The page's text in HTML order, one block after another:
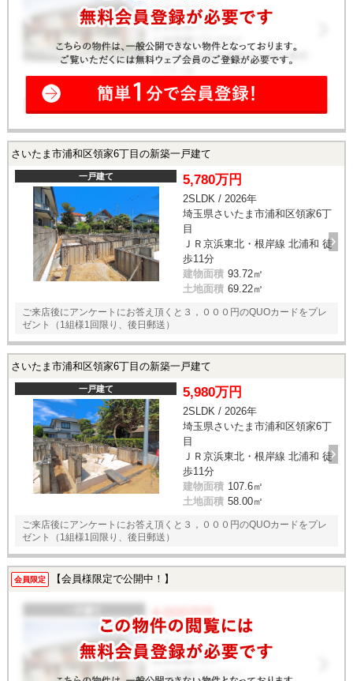
さいたま市浦和区領家6丁目の新築一戸建て
一戸建て 5,780万円
2SLDK / 2026年
埼玉県さいたま市浦和区領家6丁
目
ＪＲ京浜東北・根岸線 北浦和 徒
歩11分
建物面積 93.72㎡
土地面積 69.22㎡
ご来店後にアンケートにお答え頂くと３，０００円のQUOカードをプレ
ゼント（1組様1回限り、後日郵送）
さいたま市浦和区領家6丁目の新築一戸建て
一戸建て 5,980万円
2SLDK / 2026年
埼玉県さいたま市浦和区領家6丁
目
ＪＲ京浜東北・根岸線 北浦和 徒
歩11分
建物面積 107.6㎡
土地面積 58.00㎡
ご来店後にアンケートにお答え頂くと３，０００円のQUOカードをプレ
ゼント（1組様1回限り、後日郵送）
会員限定 【会員様限定で公開中！】